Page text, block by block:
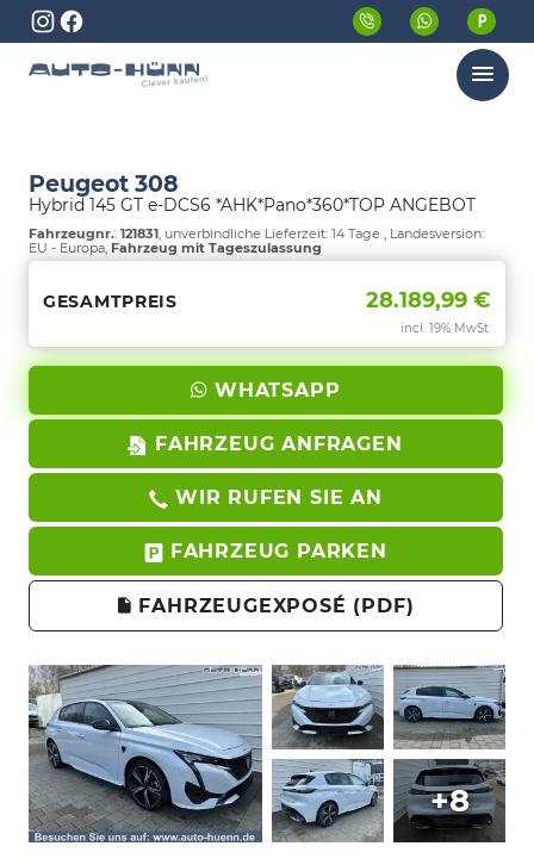
Menü
Peugeot 308
Hybrid 145 GT e-DCS6 *AHK*Pano*360*TOP ANGEBOT
Fahrzeugnr.: 121831, unverbindliche Lieferzeit: 14 Tage , Landesversion:
EU - Europa, Fahrzeug mit Tageszulassung
GESAMTPREIS 28.189,99 €
incl. 19% MwSt.
WHATSAPP
FAHRZEUG ANFRAGEN
WIR RUFEN SIE AN
FAHRZEUG PARKEN
FAHRZEUGEXPOSÉ (PDF)
+8